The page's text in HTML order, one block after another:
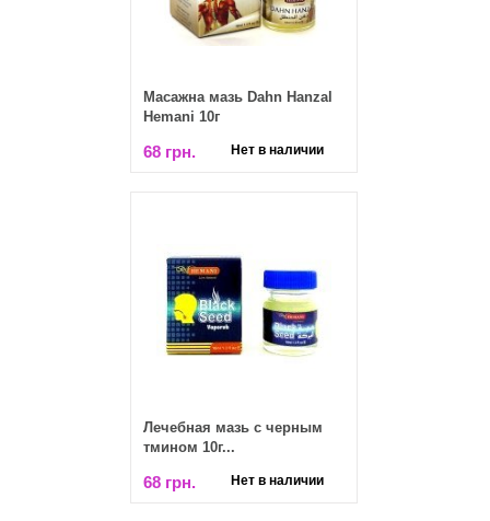
Масажна мазь Dahn Hanzal
Hemani 10г
68 грн. Нет в наличии
Лечебная мазь с черным
тмином 10г...
68 грн. Нет в наличии